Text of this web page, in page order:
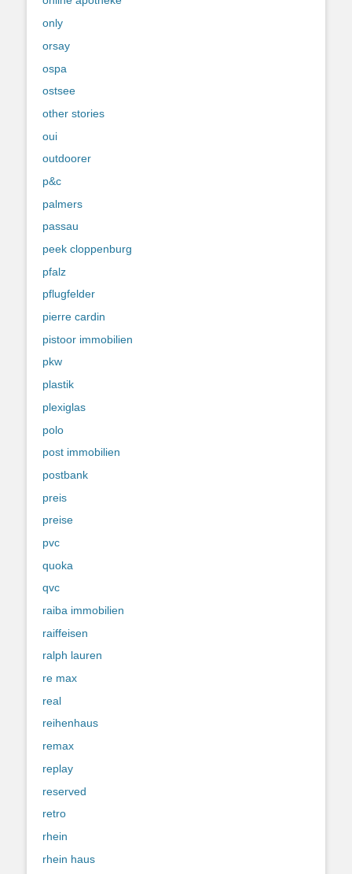
only
orsay
ospa
ostsee
other stories
oui
outdoorer
p&c
palmers
passau
peek cloppenburg
pfalz
pflugfelder
pierre cardin
pistoor immobilien
pkw
plastik
plexiglas
polo
post immobilien
postbank
preis
preise
pvc
quoka
qvc
raiba immobilien
raiffeisen
ralph lauren
re max
real
reihenhaus
remax
replay
reserved
retro
rhein
rhein haus